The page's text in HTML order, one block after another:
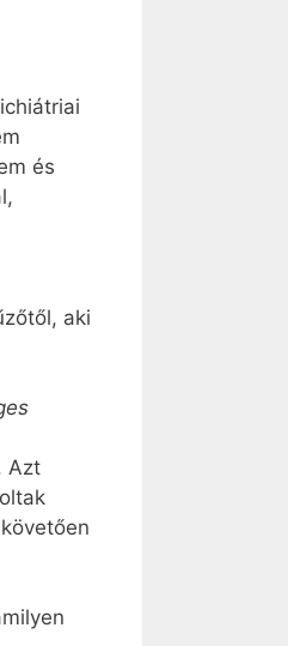
és
aki
Azt